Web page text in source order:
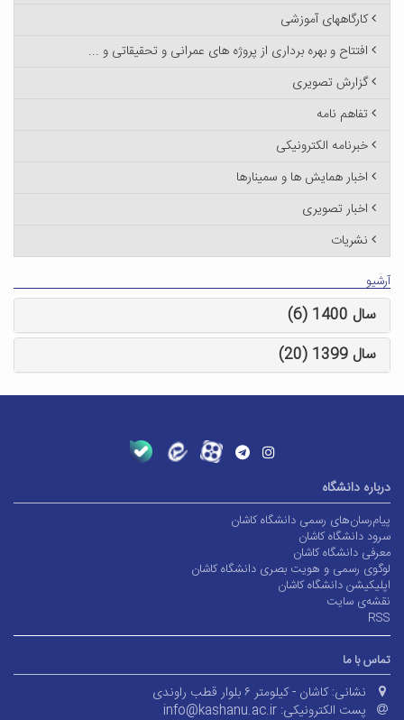
کارگاههای آموزشی
افتتاح و بهره برداری از پروژه های عمرانی و تحقیقاتی و ...
گزارش تصویری
تفاهم نامه
خبرنامه الکترونیکی
اخبار همایش ها و سمینارها
اخبار تصویری
نشریات
آرشیو
سال 1400 (6)
سال 1399 (20)
درباره دانشگاه
پیام‌رسان‌های رسمی دانشگاه کاشان
سرود دانشگاه کاشان
معرفی دانشگاه کاشان
لوگوی رسمی و هویت بصری دانشگاه کاشان
اپلیکیشن دانشگاه کاشان
نقشه‌ی سایت
RSS
تماس با ما
نشانی: کاشان - کیلومتر ۶ بلوار قطب راوندی
پست الکترونیکی: info@kashanu.ac.ir